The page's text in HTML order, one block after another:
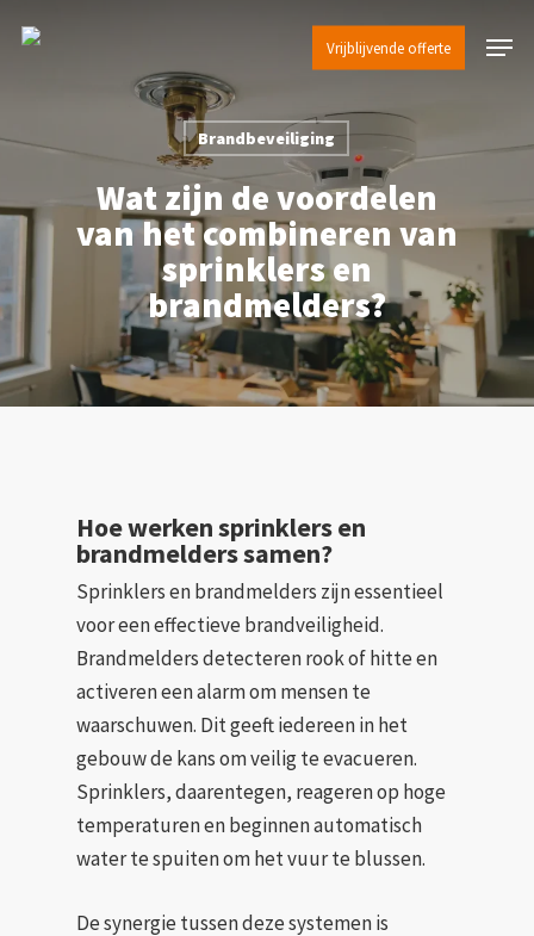
Vrijblijvende offerte Menu
Brandbeveiliging
Wat zijn de voordelen
van het combineren van
sprinklers en
brandmelders?
Hoe werken sprinklers en
brandmelders samen?
Sprinklers en brandmelders zijn essentieel
voor een effectieve brandveiligheid.
Brandmelders detecteren rook of hitte en
activeren een alarm om mensen te
waarschuwen. Dit geeft iedereen in het
gebouw de kans om veilig te evacueren.
Sprinklers, daarentegen, reageren op hoge
temperaturen en beginnen automatisch
water te spuiten om het vuur te blussen.
De synergie tussen deze systemen is